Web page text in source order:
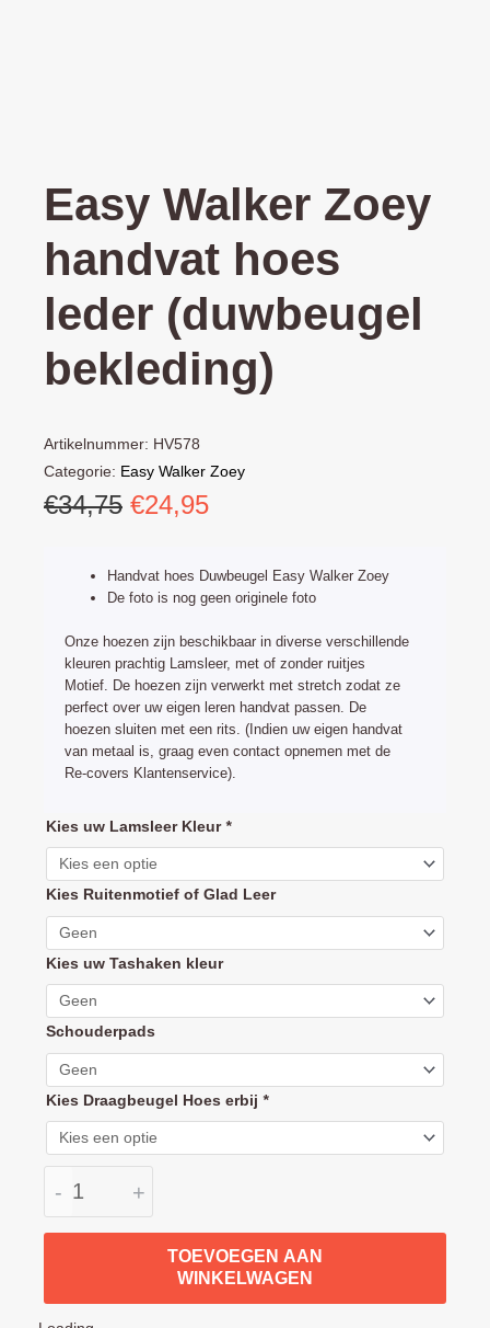
Easy Walker Zoey
handvat hoes
leder (duwbeugel
bekleding)
Artikelnummer: HV578
Categorie: Easy Walker Zoey
€34,75 Oorspronkelijke
was:
€34,75.
€24,95Huidige
is:
€24,95.
Handvat hoes Duwbeugel Easy Walker Zoey
De foto is nog geen originele foto
Onze hoezen zijn beschikbaar in diverse verschillende
kleuren prachtig Lamsleer, met of zonder ruitjes
Motief. De hoezen zijn verwerkt met stretch zodat ze
perfect over uw eigen leren handvat passen. De
hoezen sluiten met een rits. (Indien uw eigen handvat
van metaal is, graag even contact opnemen met de
Re-covers Klantenservice).
Kies uw Lamsleer Kleur *
Kies Ruitenmotief of Glad Leer
Kies uw Tashaken kleur
Schouderpads
Kies Draagbeugel Hoes erbij *
-
Easy
Walker
Zoey
hoes
leder
(duwbeugel
bekleding)
+
TOEVOEGEN AAN
WINKELWAGEN